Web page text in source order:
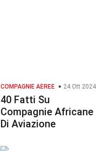
COMPAGNIE AEREE 24 Ott 2024
40 Fatti Su
Compagnie Africane
Di Aviazione